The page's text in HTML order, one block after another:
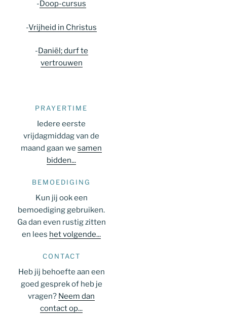
-Doop-cursus
-Vrijheid in Christus
-Daniël; durf te
vertrouwen
PRAYERTIME
Iedere eerste
vrijdagmiddag van de
maand gaan wesamen
bidden...
BEMOEDIGING
Kun jij ook een
bemoediging gebruiken.
Ga dan even rustig zitten
en lees het volgende...
CONTACT
Heb jij behoefte aan een
goed gesprek of heb je
vragen? Neem dan
contact op...